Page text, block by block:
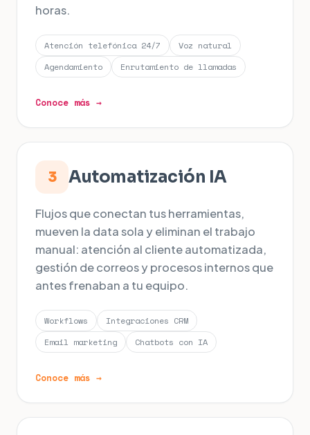
horas.
Atención telefónica 24/7
Voz natural
Agendamiento
Enrutamiento de llamadas
Conoce más →
3 Automatización IA
Flujos que conectan tus herramientas,
mueven la data sola y eliminan el trabajo
manual: atención al cliente automatizada,
gestión de correos y procesos internos que
antes frenaban a tu equipo.
Workflows
Integraciones CRM
Email marketing
Chatbots con IA
Conoce más →